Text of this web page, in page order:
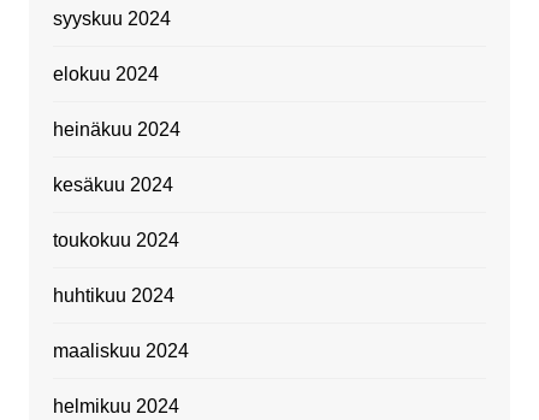
syyskuu 2024
elokuu 2024
heinäkuu 2024
kesäkuu 2024
toukokuu 2024
huhtikuu 2024
maaliskuu 2024
helmikuu 2024